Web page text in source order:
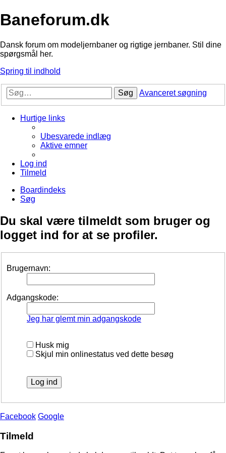
Baneforum.dk
Dansk forum om modeljernbaner og rigtige jernbaner. Stil dine
spørgsmål her.
Spring til indhold
Søg Avanceret søgning
Hurtige links
Ubesvarede indlæg
Aktive emner
Log ind
Tilmeld
Boardindeks
Søg
Du skal være tilmeldt som bruger og
logget ind for at se profiler.
Brugernavn:
Adgangskode:
Jeg har glemt min adgangskode
Husk mig
Skjul min onlinestatus ved dette besøg
Facebook Google
Tilmeld